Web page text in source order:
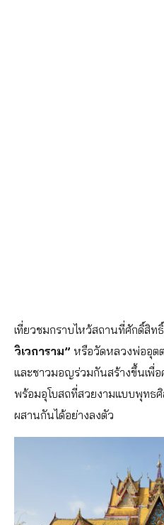
เที่ยวชมกราบไหว้สถานที่ศักดิ์สิท
วิเวการาม” หรือวัดหลวงพ่ออุต
และชาวมอญร่วมกันสร้างขึ้นเพื่
พร้อมอุโบสถที่สวยงามแบบพุทธ
ผสานกันได้อย่างลงตัว